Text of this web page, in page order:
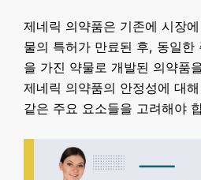
제네릭 의약품은 기존에 시장
물의 특허가 만료된 후, 동일한
을 가진 약물로 개발된 의약품
제네릭 의약품의 안정성에 대
같은 주요 요소들을 고려해야